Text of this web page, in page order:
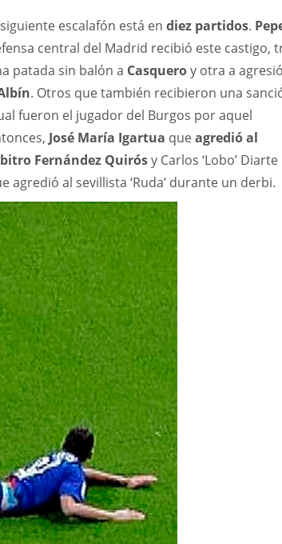
escalafón está en diez partidos.
central del Madrid recibió este castigo,
patada sin balón a Casqueroy otra a
. Otros que también recibieron una
fueron el jugador del Burgos por aquel
José María Igartua queagredió al
Fernández Quirósy Carlos ‘Lobo’ Diarte
agredió al sevillista ‘Ruda’ durante un derbi.